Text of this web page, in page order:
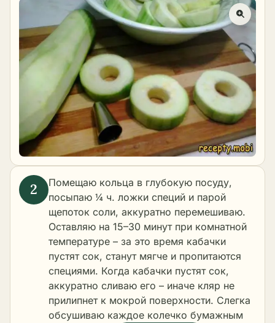
Помещаю кольца в глубокую посуду,
посыпаю ¼ ч. ложки специй и парой
щепоток соли, аккуратно перемешиваю.
Оставляю на 15–30 минут при комнатной
температуре – за это время кабачки
пустят сок, станут мягче и пропитаются
специями. Когда кабачки пустят сок,
аккуратно сливаю его – иначе кляр не
прилипнет к мокрой поверхности. Слегка
обсушиваю каждое колечко бумажным